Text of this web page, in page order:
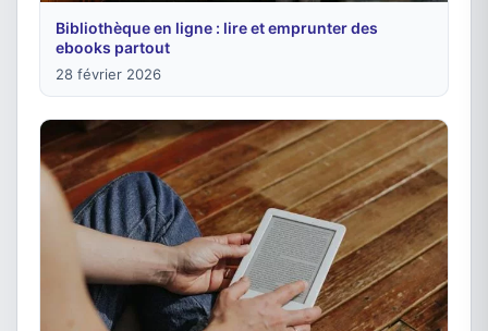
Bibliothèque en ligne : lire et emprunter des
ebooks partout
28 février 2026